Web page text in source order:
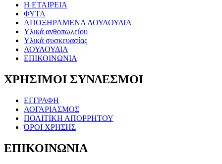
Η ΕΤΑΙΡΕΙΑ
ΦΥΤΑ
ΑΠΟΞΗΡΑΜΕΝΑ ΛΟΥΛΟΥΔΙΑ
Υλικά ανθοπωλείου
Υλικά συσκευασίας
ΛΟΥΛΟΥΔΙΑ
ΕΠΙΚΟΙΝΩΝΙΑ
ΧΡΗΣΙΜΟΙ ΣΥΝΔΕΣΜΟΙ
ΕΓΓΡΑΦΗ
ΛΟΓΑΡΙΑΣΜΟΣ
ΠΟΛΙΤΙΚΗ ΑΠΟΡΡΗΤΟΥ
ΌΡΟΙ ΧΡΗΣΗΣ
ΕΠΙΚΟΙΝΩΝΙΑ